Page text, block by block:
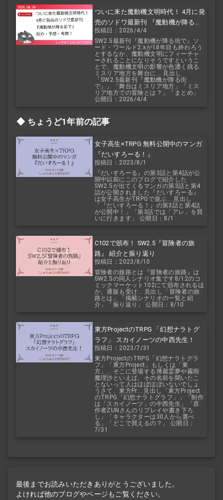
ついに来た魔動機文明時代！ 4月に発
売のソドワ最新刊 『魔動機が降る街
で』 紹介・予想・考察！
投稿日：2026/4/4
SW2.5最新刊『魔動機が降る街で』ソ
ード・ワールド2.xが18年目も終わろう
とするなか、魔動機文明にフィーチャ
ーされることになりそうですというこ
とで、魔動機文明の影響が色濃く残る
ミスリア地方を舞台に... 見出し
「SW2.5最新刊『魔動機が降る街
で』」「舞台はミスリア地方」「ミス
リア地方での冒険とは？」「まとめ」
公開日：2026/4/4
ちょうど1年前の記事
女子高生×TRPG 無料公開中のマンガ
『だいすろーる！』
投稿日：2023/8/1
『だいすろーる』の第3話と第4話が公
開中以前にこのブログで紹介した
SW2.5が出てくるマンガの第3話と第4
話が公開されました『だいすろーる』
は女子高生がTRPGで遊ぶ... 見出し
「『だいすろーる！』の第3話と第4話
が公開中！」「第3話では「アレ」を買
いに行きます」 公開日：8/1
C102で頒布！ SW2.5『冒険者の旅
路』 紹介と振り返り
投稿日：2023/8/10
冒険者の旅路とは『冒険者の旅路』は
SW2.5の同人シナリオ集です8/12のコ
ミックマーケット102にて頒布されるほ
か、通販も受け... 見出し「冒険者の旅
路とは」「掲載シナリオの一覧と紹
介」「振り返り」 公開日：8/10
東方ProjectのTRPG 「幻想ナラトグ
ラフ」 スカイノーツの中西先生！
投稿日：2023/7/31
東方ProjectのTRPG「幻想ナラトグラ
フ」「東方Project」もしくは「東
方」、そこに登場する博麗霊夢や霧雨
魔理沙といえば、その名前を聞いたこ
とないって人はほぼほぼいないでしょ
うさて、東方Pr... 見出し「東方Project
のTRPG「幻想ナラトグラフ」」「制作
は「スカイノーツ」の中西先生」「原
作者ZUNさんのリプレイや書き下ろ
し」「キャラクターは30人から選べ
る」「どこで買えるの？」 公開日：
7/31
最後までお読みいただきありがとうございました。
よければ他のブログやページもご覧ください。